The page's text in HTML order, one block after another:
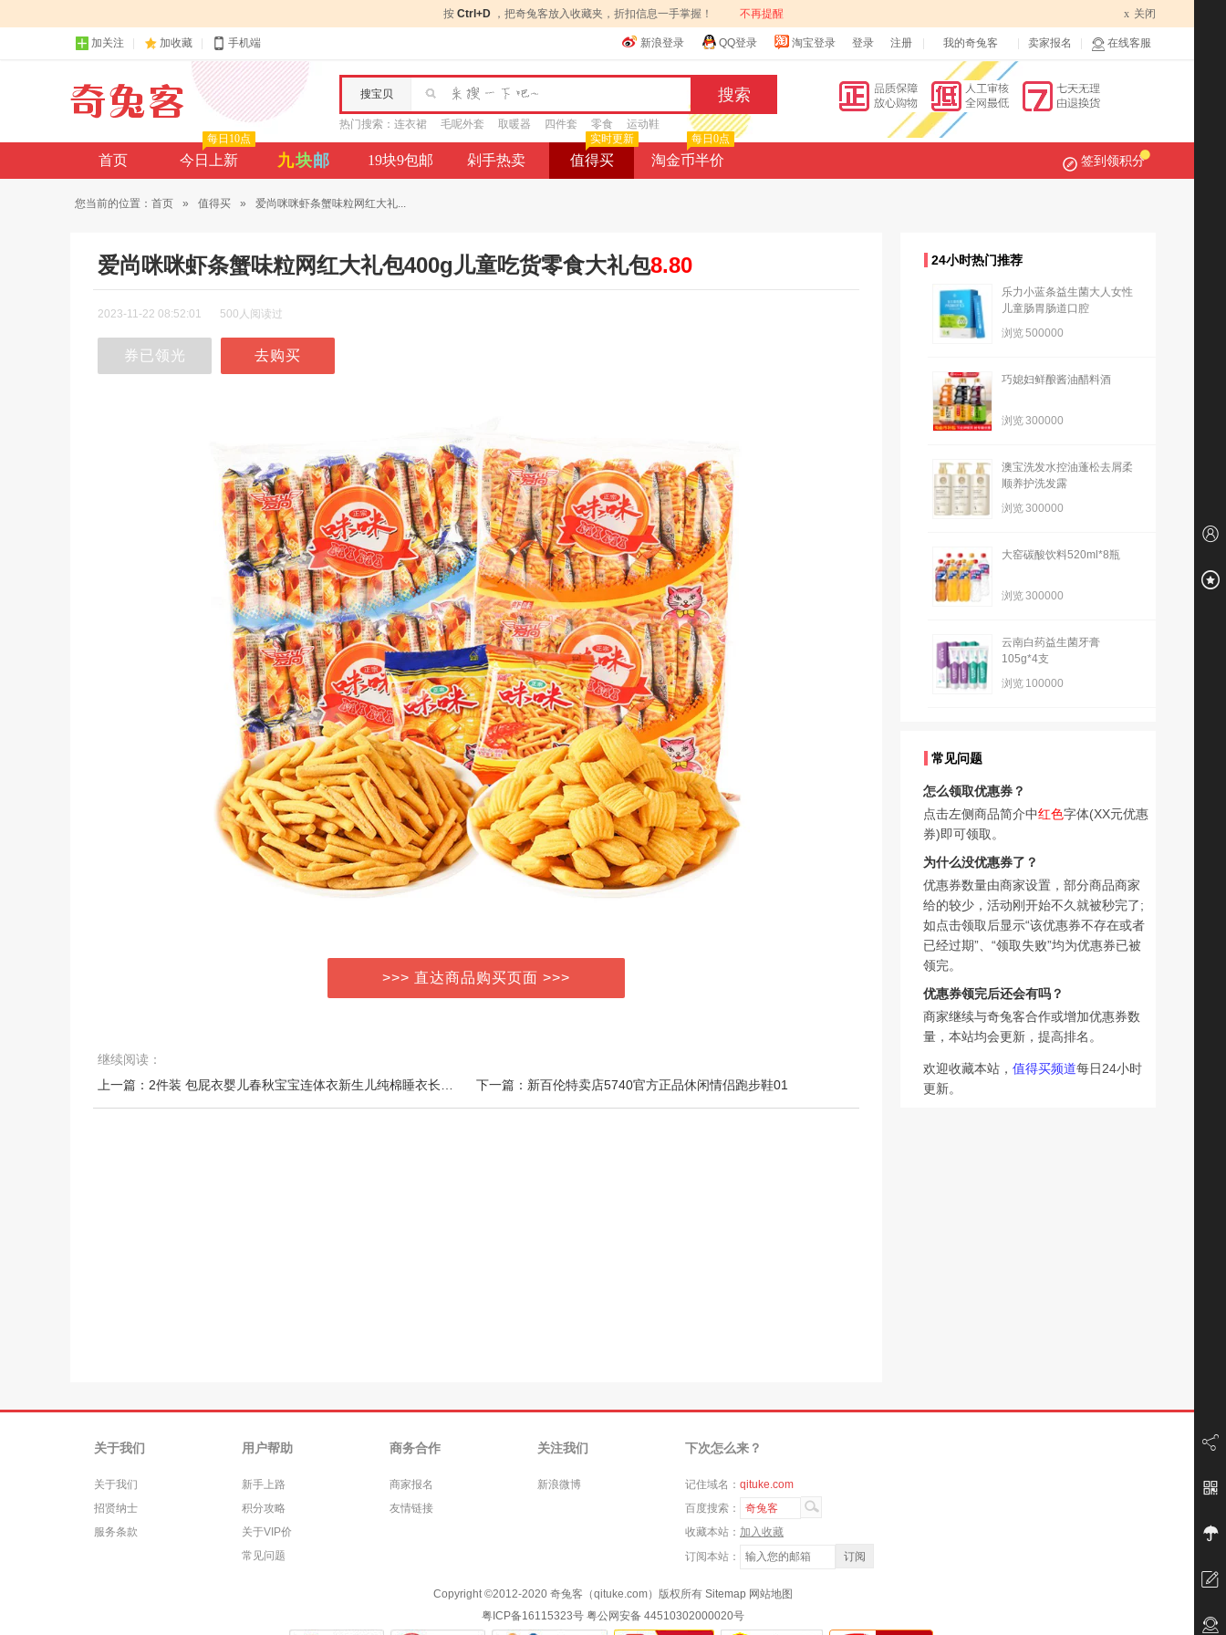
按 Ctrl+D ，把奇兔客放入收藏夹，折扣信息一手掌握！ 不再提醒 x 关闭
加关注 加收藏 手机端 新浪登录 QQ登录 淘宝登录 登录 注册 我的奇兔客 卖家报名 在线客服
搜宝贝
热门搜索： 连衣裙 毛呢外套 取暖器 四件套 零食 运动鞋
首页 今日上新
每日10点
九块邮 19块9包邮 剁手热卖 值得买
实时更新
淘金币半价
每日0点
签到领积分
您当前的位置： 首页 » 值得买 » 爱尚咪咪虾条蟹味粒网红大礼...
爱尚咪咪虾条蟹味粒网红大礼包400g儿童吃货零食大礼包8.80
2023-11-22 08:52:01 500人阅读过
券已领光 去购买
>>> 直达商品购买页面 >>>
继续阅读：
下一篇：新百伦特卖店5740官方正品休闲情侣跑步鞋01
24小时热门推荐
乐力小蓝条益生菌大人女性
儿童肠胃肠道口腔
浏览500000
巧媳妇鲜酿酱油醋料酒
浏览300000
澳宝洗发水控油蓬松去屑柔
顺养护洗发露
浏览300000
大窑碳酸饮料520ml*8瓶
浏览300000
云南白药益生菌牙膏
105g*4支
浏览 100000
常见问题
怎么领取优惠券？
点击左侧商品简介中红色字体(XX元优惠
券)即可领取。
为什么没优惠券了？
优惠券数量由商家设置，部分商品商家
给的较少，活动刚开始不久就被秒完了;
如点击领取后显示“该优惠券不存在或者
已经过期”、“领取失败”均为优惠券已被
领完。
优惠券领完后还会有吗？
商家继续与奇兔客合作或增加优惠券数
量，本站均会更新，提高排名。
欢迎收藏本站， 值得买频道每日24小时
更新。
关于我们
关于我们
招贤纳士
服务条款
用户帮助
新手上路
积分攻略
关于VIP价
常见问题
商务合作
商家报名
友情链接
关注我们
新浪微博
下次怎么来？
记住域名： qituke.com
百度搜索：
奇兔客
收藏本站： 加入收藏
订阅本站：
Copyright ©2012-2020 奇兔客（qituke.com）版权所有 Sitemap 网站地图
粤ICP备16115323号 粤公网安备 44510302000020号